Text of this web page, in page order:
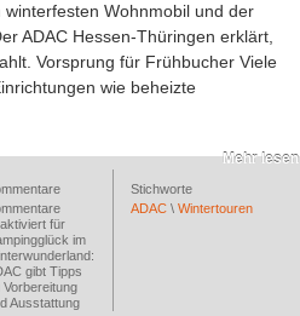
Wohnmobil und der
ADAC Hessen-Thüringen erklärt,
Vorsprung für Frühbucher Viele
wie beheizte
für
im
gibt Tipps
Vorbereitung
Ausstattung
Stichworte
ADAC \ Wintertouren
Mehr lesen